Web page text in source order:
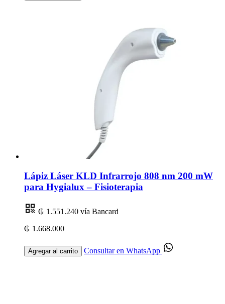
Lápiz Láser KLD Infrarrojo 808 nm 200 mW
para Hygialux – Fisioterapia
₲ 1.551.240 vía Bancard
₲ 1.668.000
Agregar al carrito Consultar en WhatsApp